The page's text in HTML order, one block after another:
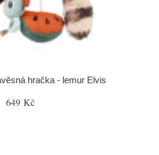
hračka - lemur Elvis
649 Kč